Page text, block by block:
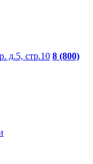
д.5, стр.10 8 (800)